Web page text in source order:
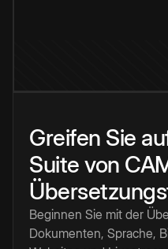
Greifen Sie
Suite von
Beginnen Sie mit der
Dokumenten, Sprache,